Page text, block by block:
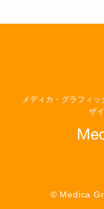
メディカ・グラフィ
ザ
© Medica